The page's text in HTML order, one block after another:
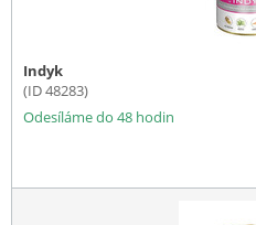
Indyk
(ID 48283)
Odesíláme do 48 hodin